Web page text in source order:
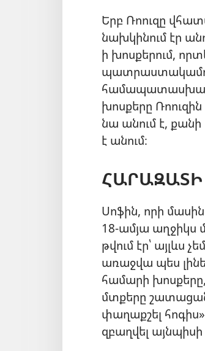
Երբ Ռոուզը
նախկինում էր
ի խոսքերում,
համապատասխան է
խոսքերը Ռոուզին
նա անում է, քանի
է անում։
Սոֆին, որի
18-ամյա
թվում էր՝ այլևս
առաջվա պես
համարի
մտքերը շատացան
փաղաքշել
զբաղվել